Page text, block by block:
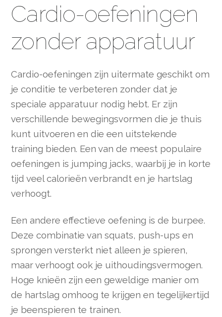
Cardio-oefeningen
zonder apparatuur
Cardio-oefeningen zijn uitermate geschikt om
je conditie te verbeteren zonder dat je
speciale apparatuur nodig hebt. Er zijn
verschillende bewegingsvormen die je thuis
kunt uitvoeren en die een uitstekende
training bieden. Een van de meest populaire
oefeningen is jumping jacks, waarbij je in korte
tijd veel calorieën verbrandt en je hartslag
verhoogt.
Een andere effectieve oefening is de burpee.
Deze combinatie van squats, push-ups en
sprongen versterkt niet alleen je spieren,
maar verhoogt ook je uithoudingsvermogen.
Hoge knieën zijn een geweldige manier om
de hartslag omhoog te krijgen en tegelijkertijd
je beenspieren te trainen.